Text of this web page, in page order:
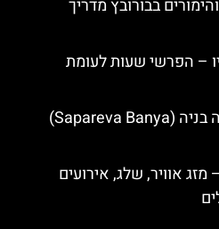
בבורובץ מדריך
– הפרשי שעות לעומת
בריכות תרמיות בספארבה בניה (Sapareva Banya)
אוויר, שלג, אירועים